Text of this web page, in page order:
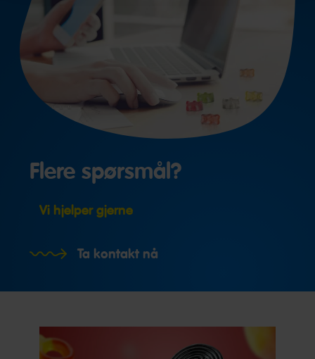
Flere spørsmål?
Vi hjelper gjerne
Ta kontakt nå